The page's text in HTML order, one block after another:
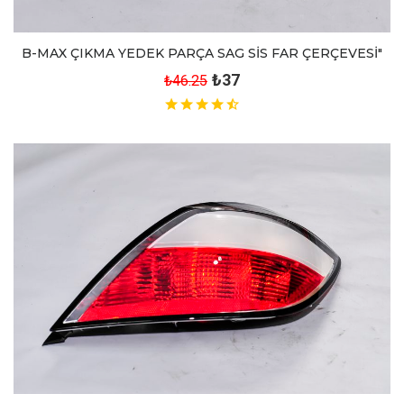
B-MAX ÇIKMA YEDEK PARÇA SAG SİS FAR ÇERÇEVESİ"
₺46.25 ₺37